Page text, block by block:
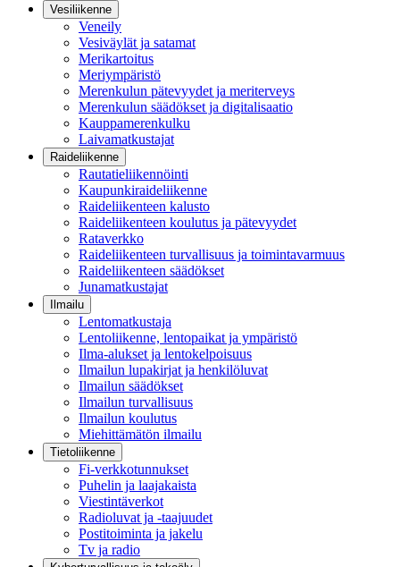
Vesiliikenne
Veneily
Vesiväylät ja satamat
Merikartoitus
Meriympäristö
Merenkulun pätevyydet ja meriterveys
Merenkulun säädökset ja digitalisaatio
Kauppamerenkulku
Laivamatkustajat
Raideliikenne
Rautatieliikennöinti
Kaupunkiraideliikenne
Raideliikenteen kalusto
Raideliikenteen koulutus ja pätevyydet
Rataverkko
Raideliikenteen turvallisuus ja toimintavarmuus
Raideliikenteen säädökset
Junamatkustajat
Ilmailu
Lentomatkustaja
Lentoliikenne, lentopaikat ja ympäristö
Ilma-alukset ja lentokelpoisuus
Ilmailun lupakirjat ja henkilöluvat
Ilmailun säädökset
Ilmailun turvallisuus
Ilmailun koulutus
Miehittämätön ilmailu
Tietoliikenne
Fi-verkkotunnukset
Puhelin ja laajakaista
Viestintäverkot
Radioluvat ja -taajuudet
Postitoiminta ja jakelu
Tv ja radio